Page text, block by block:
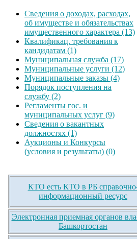
Сведения о доходах, расходах,
об имуществе и обязательствах
имущественного характера (13)
Квалификац. требования к
кандидатам (1)
Муниципальная служба (17)
Муниципальные услуги (12)
Муниципальные заказы (4)
Порядок поступления на
службу (2)
Регламенты гос. и
муниципальных услуг (9)
Сведения о вакантных
должностях (1)
Аукционы и Конкурсы
(условия и результаты) (0)
КТО есть КТО в РБ
информационный ресурс
Электронная приемная органов
Башкортостан